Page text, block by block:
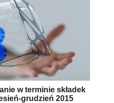
w terminie składek
grudzień 2015